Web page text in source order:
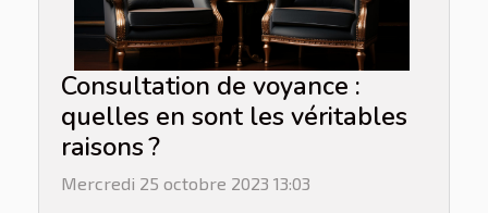
Consultation de voyance :
quelles en sont les véritables
raisons ?
Mercredi 25 octobre 2023 13:03